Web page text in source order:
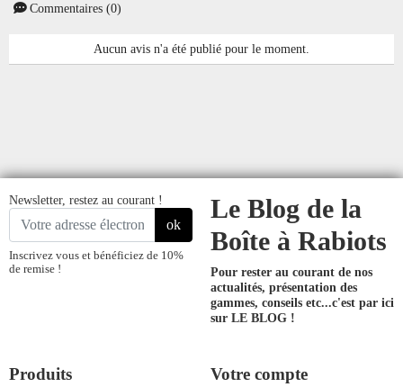
Commentaires (0)
Aucun avis n'a été publié pour le moment.
Newsletter, restez au courant !
ok
Inscrivez vous et bénéficiez de 10%
de remise !
Le Blog de la
Boîte à Rabiots
Pour rester au courant de nos
actualités, présentation des
gammes, conseils etc...c'est par ici
sur LE BLOG !
Produits Votre compte